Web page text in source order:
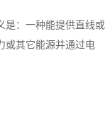
是：一种能提供直线或
或其它能源并通过电